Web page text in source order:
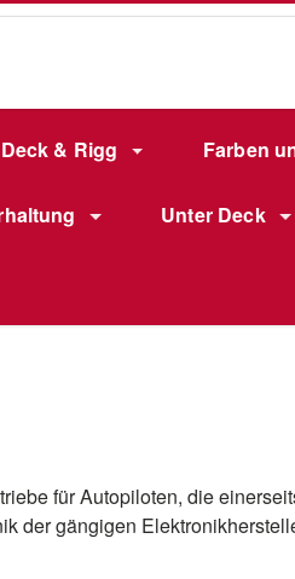
Deck & Rigg Farben
Unter Deck
für Autopiloten, die
der gängigen